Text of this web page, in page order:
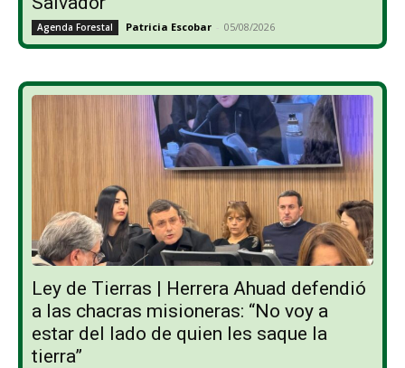
Agenda Forestal Patricia Escobar - 05/08/2026
Ley de Tierras | Herrera Ahuad defendió
a las chacras misioneras: “No voy a
estar del lado de quien les saque la
tierra”